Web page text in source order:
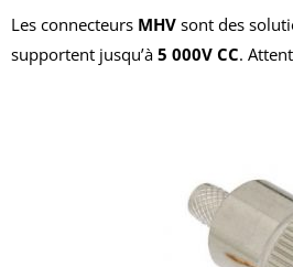
Les connecteurs MHV sont des
supportent jusqu’à 5 000V CC.